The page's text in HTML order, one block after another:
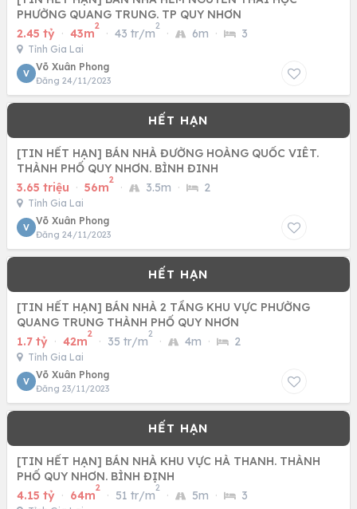
PHƯỜNG QUANG TRUNG. TP QUY NHƠN
2.45 tỷ · 43m
2
· 43 tr/m
2
· 6m · 3
Tỉnh Gia Lai
V
Võ Xuân Phong
Đăng 24/11/2023
[TIN HẾT HẠN] BÁN NHÀ ĐƯỜNG HOÀNG QUỐC VIÊT.
THÀNH PHỐ QUY NHƠN. BÌNH ĐINH
3.65 triệu · 56m
2
· 3.5m · 2
Tỉnh Gia Lai
V
Võ Xuân Phong
Đăng 24/11/2023
[TIN HẾT HẠN] BÁN NHÀ 2 TẦNG KHU VỰC PHƯỜNG
QUANG TRUNG THÀNH PHỐ QUY NHƠN
1.7 tỷ · 42m
2
· 35 tr/m
2
· 4m · 2
Tỉnh Gia Lai
V
Võ Xuân Phong
Đăng 23/11/2023
[TIN HẾT HẠN] BÁN NHÀ KHU VỰC HÀ THANH. THÀNH
PHỐ QUY NHƠN. BÌNH ĐỊNH
4.15 tỷ · 64m
2
· 51 tr/m
2
· 5m · 3